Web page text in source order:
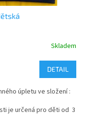
Skladem
DETAIL
úpletu ve složení :
je určená pro děti od 3